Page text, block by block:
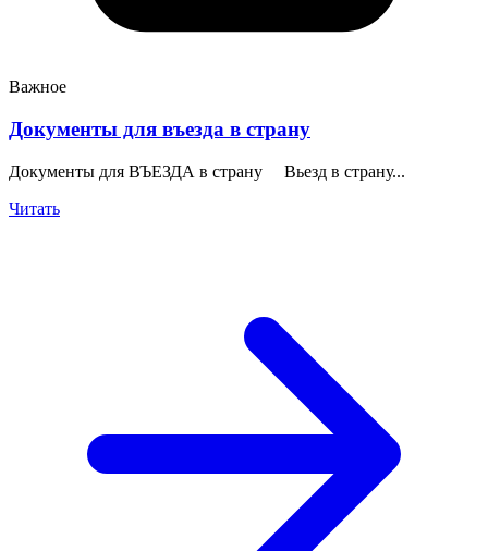
Важное
Документы для въезда в страну
Документы для ВЪЕЗДА в страну Вьезд в страну...
Читать